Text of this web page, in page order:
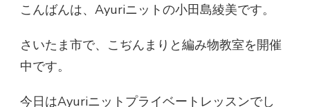
こんばんは、Ayuriニットの小田島綾美です。
さいたま市で、こぢんまりと編み物教室を開催
中です。
今日はAyuriニットプライベートレッスンでし